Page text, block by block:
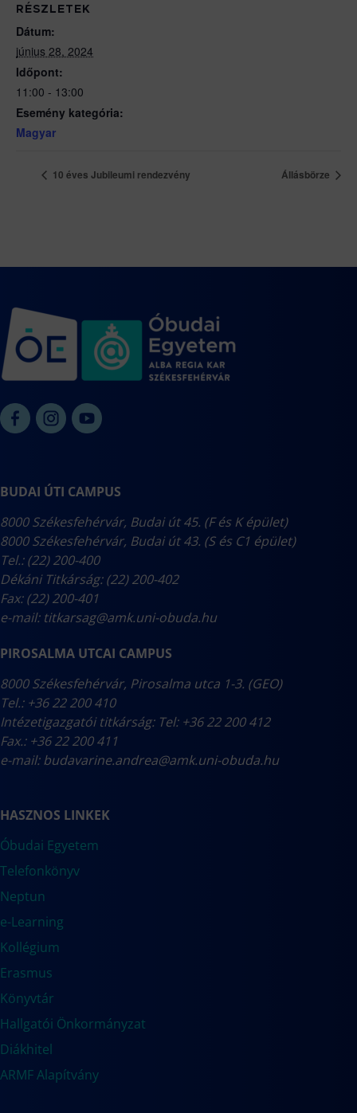
RÉSZLETEK
Dátum:
június 28, 2024
Időpont:
11:00 - 13:00
Esemény kategória:
Magyar
10 éves Jubileumi rendezvény Állásbörze
BUDAI ÚTI CAMPUS
8000 Székesfehérvár, Budai út 45. (F és K épület)
8000 Székesfehérvár, Budai út 43. (S és C1 épület)
Tel.: (22) 200-400
Dékáni Titkárság: (22) 200-402
Fax: (22) 200-401
e-mail: titkarsag@amk.uni-obuda.hu
PIROSALMA UTCAI CAMPUS
8000 Székesfehérvár, Pirosalma utca 1-3. (GEO)
Tel.: +36 22 200 410
Intézetigazgatói titkárság: Tel: +36 22 200 412
Fax.: +36 22 200 411
e-mail:budavarine.andrea@amk.uni-obuda.hu
HASZNOS LINKEK
Óbudai Egyetem
Telefonkönyv
Neptun
e-Learning
Kollégium
Erasmus
Könyvtár
Hallgatói Önkormányzat
Diákhitel
ARMF Alapítvány